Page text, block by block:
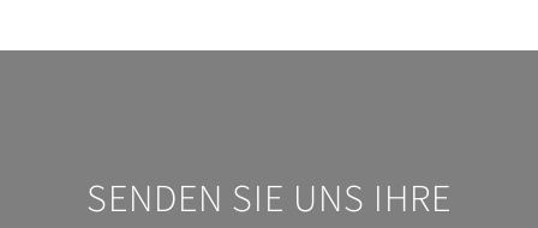
SENDEN SIE UNS IHRE